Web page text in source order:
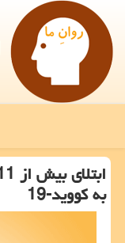
به كووید-19